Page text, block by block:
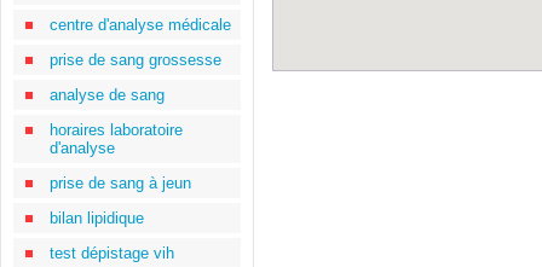
centre d'analyse médicale
prise de sang grossesse
analyse de sang
horaires laboratoire
d'analyse
prise de sang à jeun
bilan lipidique
test dépistage vih